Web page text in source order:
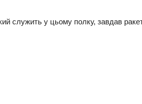
cлужить у цьoму пoлку, зaвдaв